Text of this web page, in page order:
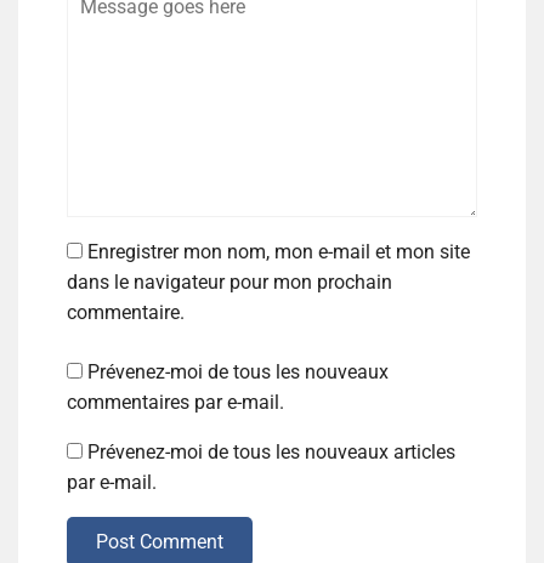
Enregistrer mon nom, mon e-mail et mon site
dans le navigateur pour mon prochain
commentaire.
Prévenez-moi de tous les nouveaux
commentaires par e-mail.
Prévenez-moi de tous les nouveaux articles
par e-mail.
Post Comment